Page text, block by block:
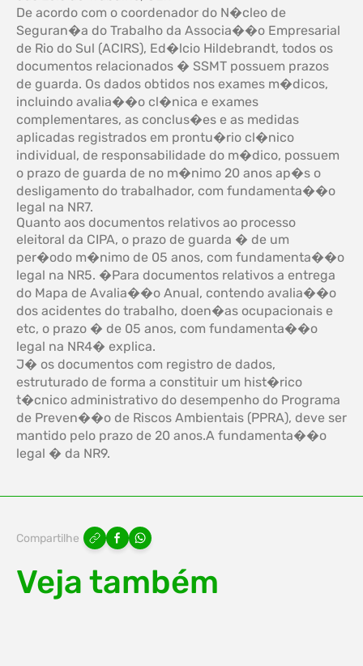
De acordo com o coordenador do N�cleo de
Seguran�a do Trabalho da Associa��o Empresarial
de Rio do Sul (ACIRS), Ed�lcio Hildebrandt, todos os
documentos relacionados � SSMT possuem prazos
de guarda. Os dados obtidos nos exames m�dicos,
incluindo avalia��o cl�nica e exames
complementares, as conclus�es e as medidas
aplicadas registrados em prontu�rio cl�nico
individual, de responsabilidade do m�dico, possuem
o prazo de guarda de no m�nimo 20 anos ap�s o
desligamento do trabalhador, com fundamenta��o
legal na NR7.
Quanto aos documentos relativos ao processo
eleitoral da CIPA, o prazo de guarda � de um
per�odo m�nimo de 05 anos, com fundamenta��o
legal na NR5. �Para documentos relativos a entrega
do Mapa de Avalia��o Anual, contendo avalia��o
dos acidentes do trabalho, doen�as ocupacionais e
etc, o prazo � de 05 anos, com fundamenta��o
legal na NR4� explica.
J� os documentos com registro de dados,
estruturado de forma a constituir um hist�rico
t�cnico administrativo do desempenho do Programa
de Preven��o de Riscos Ambientais (PPRA), deve ser
mantido pelo prazo de 20 anos.A fundamenta��o
legal � da NR9.
Compartilhe
Veja também